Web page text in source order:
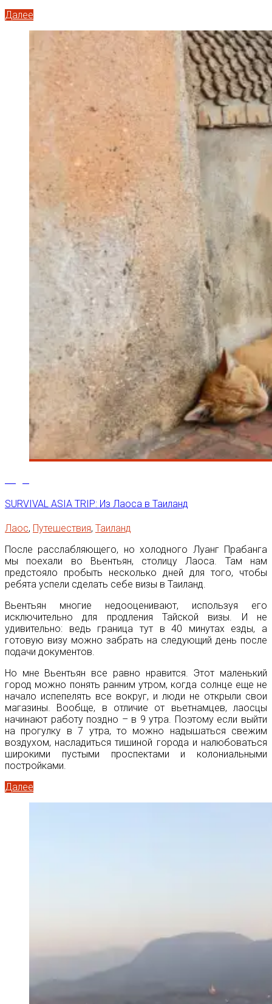
Далее
SURVIVAL ASIA TRIP: Из Лаоса в Таиланд
Лаос, Путешествия, Таиланд
После расслабляющего, но холодного Луанг Прабанга
мы поехали во Вьентьян, столицу Лаоса. Там нам
предстояло пробыть несколько дней для того, чтобы
ребята успели сделать себе визы в Таиланд.
Вьентьян многие недооценивают, используя его
исключительно для продления Тайской визы. И не
удивительно: ведь граница тут в 40 минутах езды, а
готовую визу можно забрать на следующий день после
подачи документов.
Но мне Вьентьян все равно нравится. Этот маленький
город можно понять ранним утром, когда солнце еще не
начало испепелять все вокруг, и люди не открыли свои
магазины. Вообще, в отличие от вьетнамцев, лаосцы
начинают работу поздно – в 9 утра. Поэтому если выйти
на прогулку в 7 утра, то можно надышаться свежим
воздухом, насладиться тишиной города и налюбоваться
широкими пустыми проспектами и колониальными
постройками.
Далее